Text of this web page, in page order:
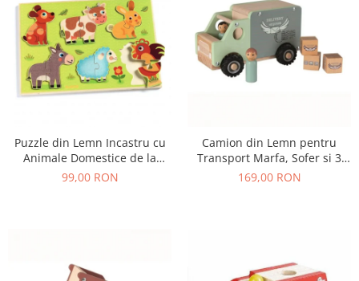
Puzzle din Lemn Incastru cu
Animale Domestice de la
Ferma, 12 Piese
99,00 RON
Camion din Lemn pentru
Transport Marfa, Sofer si 3
Colete, 18+ Luni
169,00 RON